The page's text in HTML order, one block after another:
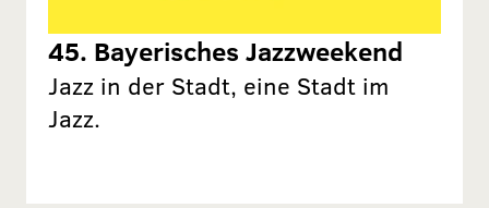
45. Bayerisches Jazzweekend
Jazz in der Stadt, eine Stadt im
Jazz.